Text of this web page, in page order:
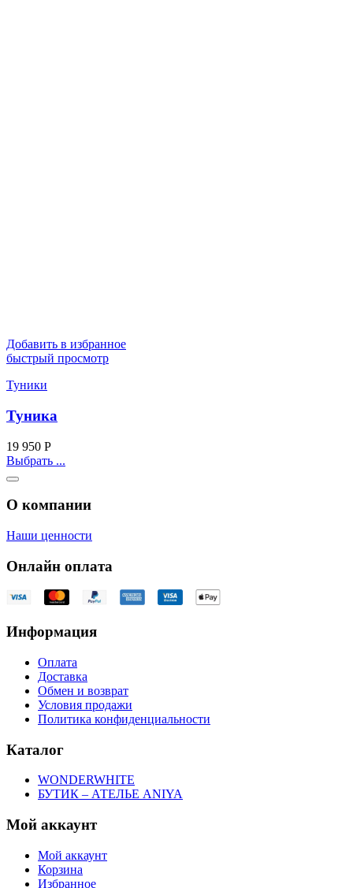
Добавить в избранное
быстрый просмотр
Туники
Туника
19 950 Р
Выбрать ...
О компании
Наши ценности
Онлайн оплата
Информация
Оплата
Доставка
Обмен и возврат
Условия продажи
Политика конфиденциальности
Каталог
WONDERWHITE
БУТИК – АТЕЛЬЕ ANIYA
Мой аккаунт
Мой аккаунт
Корзина
Избранное